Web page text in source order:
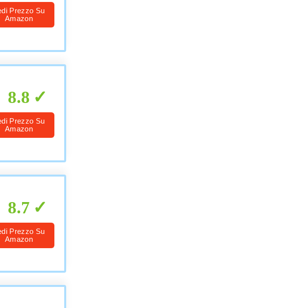
Prezzo Su
Amazon
8.8
Prezzo Su
Amazon
8.7
Prezzo Su
Amazon